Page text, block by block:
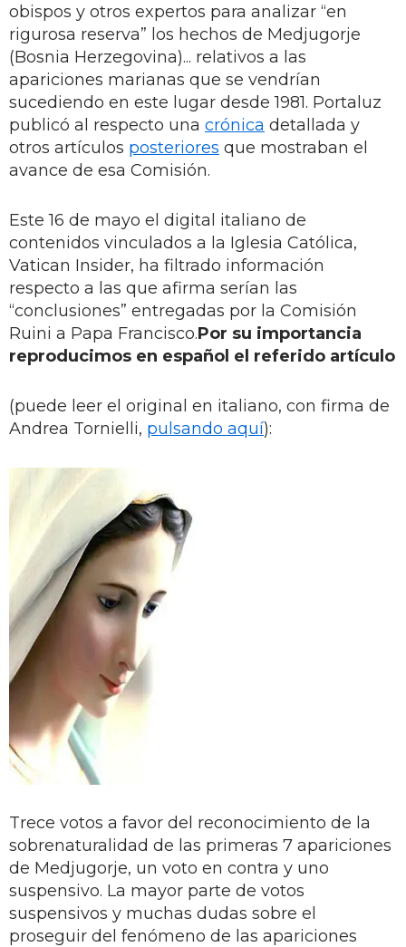
obispos y otros expertos para analizar “en
rigurosa reserva” los hechos de Medjugorje
(Bosnia Herzegovina)... relativos a las
apariciones marianas que se vendrían
sucediendo en este lugar desde 1981. Portaluz
publicó al respecto una crónica detallada y
otros artículos posteriores que mostraban el
avance de esa Comisión.
Este 16 de mayo el digital italiano de
contenidos vinculados a la Iglesia Católica,
Vatican Insider, ha filtrado información
respecto a las que afirma serían las
“conclusiones” entregadas por la Comisión
Ruini a Papa Francisco.Por su importancia
reproducimos en español el referido artículo
(puede leer el original en italiano, con firma de
Andrea Tornielli, pulsando aquí):
Trece votos a favor del reconocimiento de la
sobrenaturalidad de las primeras 7 apariciones
de Medjugorje, un voto en contra y uno
suspensivo. La mayor parte de votos
suspensivos y muchas dudas sobre el
proseguir del fenómeno de las apariciones